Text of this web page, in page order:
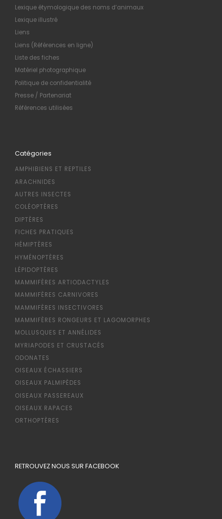
Lexique étymologique des noms d’animaux
Lexique illustré
Liens
Liens (Références en ligne)
Liste des fiches
Matériel photographique
Politique de confidentialité
Presse / Partenariat
Références utilisées
Catégories
AMPHIBIENS ET REPTILES
ARACHNIDES
AUTRES INSECTES
COLÉOPTÈRES
DIPTÈRES
FICHES PRATIQUES
HÉMIPTÈRES
HYMÉNOPTÈRES
LÉPIDOPTÈRES
MAMMIFÈRES ARTIODACTYLES
MAMMIFÈRES CARNIVORES
MAMMIFÈRES INSECTIVORES
MAMMIFÈRES RONGEURS ET LAGOMORPHES
MOLLUSQUES ET ANNÉLIDES
MYRIAPODES ET CRUSTACÉS
ODONATES
OISEAUX ÉCHASSIERS
OISEAUX PALMIPÈDES
OISEAUX PASSEREAUX
OISEAUX RAPACES
ORTHOPTÈRES
RETROUVEZ NOUS SUR FACEBOOK